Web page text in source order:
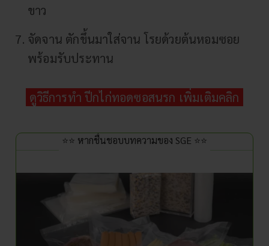
ขาว
จัดจาน ตักขึ้นมาใส่จาน โรยด้วยต้นหอมซอย
พร้อมรับประทาน
ดูวิธีการทำ ปีกไก่ทอดซอสนรก เพิ่มเติมคลิก
⭐⭐ หากชื่นชอบบทความของ SGE ⭐⭐